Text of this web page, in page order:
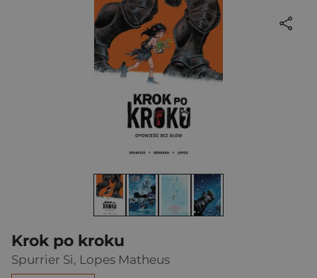
Krok po kroku
Spurrier Si, Lopes Matheus